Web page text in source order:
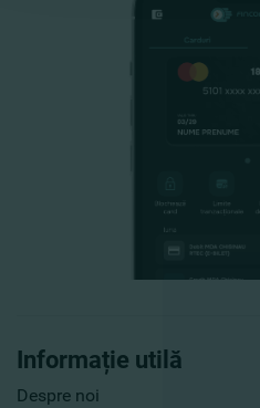
Informație utilă
Despre noi